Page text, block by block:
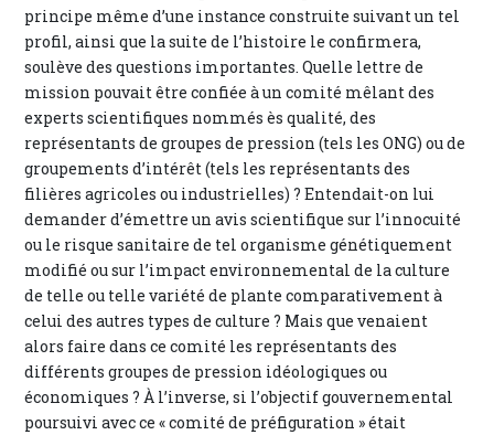
principe même d’une instance construite suivant un tel
profil, ainsi que la suite de l’histoire le confirmera,
soulève des questions importantes. Quelle lettre de
mission pouvait être confiée à un comité mêlant des
experts scientifiques nommés ès qualité, des
représentants de groupes de pression (tels les ONG) ou de
groupements d’intérêt (tels les représentants des
filières agricoles ou industrielles) ? Entendait-on lui
demander d’émettre un avis scientifique sur l’innocuité
ou le risque sanitaire de tel organisme génétiquement
modifié ou sur l’impact environnemental de la culture
de telle ou telle variété de plante comparativement à
celui des autres types de culture ? Mais que venaient
alors faire dans ce comité les représentants des
différents groupes de pression idéologiques ou
économiques ? À l’inverse, si l’objectif gouvernemental
poursuivi avec ce « comité de préfiguration » était